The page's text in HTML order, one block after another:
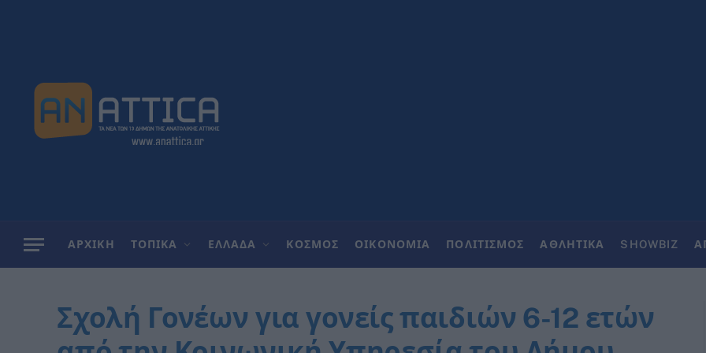
ΑΡΧΙΚΗ ΤΟΠΙΚΑ ΕΛΛΑΔΑ ΚΟΣΜΟΣ ΟΙΚΟΝΟΜΙΑ ΠΟΛΙΤΙΣΜΟΣ ΑΘΛΗΤΙΚΑ SHOWBIZ
Σχολή Γονέων για γονείς παιδιών 6-12 ετών